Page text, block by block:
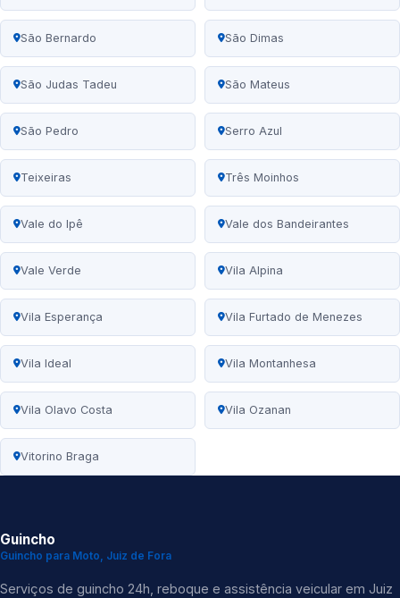
São Bernardo São Dimas
São Judas Tadeu São Mateus
São Pedro Serro Azul
Teixeiras Três Moinhos
Vale do Ipê Vale dos Bandeirantes
Vale Verde Vila Alpina
Vila Esperança Vila Furtado de Menezes
Vila Ideal Vila Montanhesa
Vila Olavo Costa Vila Ozanan
Vitorino Braga
Guincho
Guincho para Moto, Juiz de Fora
Serviços de guincho 24h, reboque e assistência veicular em Juiz